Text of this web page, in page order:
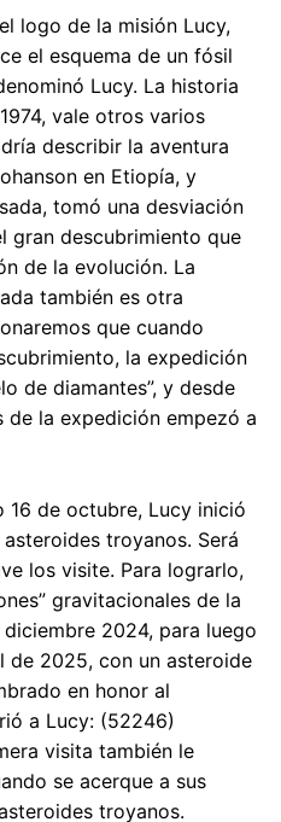
logo de la misión Lucy,
el esquema de un fósil
Lucy. La historia
vale otros varios
describir la aventura
en Etiopía, y
tomó una desviación
gran descubrimiento que
de la evolución. La
también es otra
que cuando
la expedición
de diamantes”, y desde
de la expedición empezó a
16 de octubre, Lucy inició
troyanos. Será
los visite. Para lograrlo,
gravitacionales de la
2024, para luego
de 2025, con un asteroide
en honor al
a Lucy: (52246)
visita también le
se acerque a sus
troyanos.